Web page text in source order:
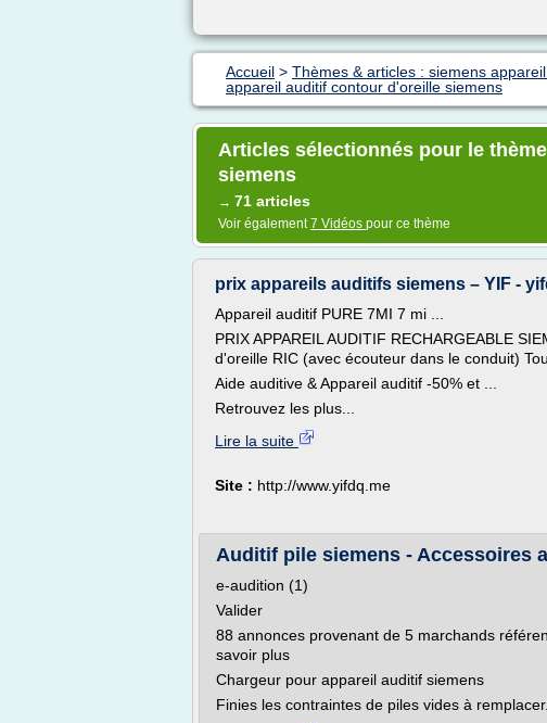
Accueil > Thèmes & articles : siemens
appareil auditif contour d'oreille siemens
Articles sélectionnés pour le
siemens
→ 71 articles
Voir également7 Vidéos pour ce thème
prix appareils auditifs siemens – YIF -
Appareil auditif PURE 7MI 7 mi ...
PRIX APPAREIL AUDITIF RECHARGEABLE
d'oreille RIC (avec écouteur dans le conduit)
Aide auditive & Appareil auditif -50% et ...
Retrouvez les plus...
Lire la suite
Site : http://www.yifdq.me
Auditif pile siemens - Accessoires
e-audition (1)
Valider
88 annonces provenant de 5 marchands
savoir plus
Chargeur pour appareil auditif siemens
Finies les contraintes de piles vides à